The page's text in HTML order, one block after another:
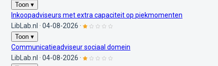
Toon ▾
Inkoopadviseurs met extra capaciteit op piekmomenten
LibLab.nl · 04-08-2026 ·
Toon ▾
Communicatieadviseur sociaal domein
LibLab.nl · 04-08-2026 ·